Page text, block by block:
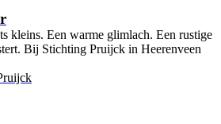
kleins. Een warme glimlach. Een rustige
Bij Stichting Pruijck in Heerenveen